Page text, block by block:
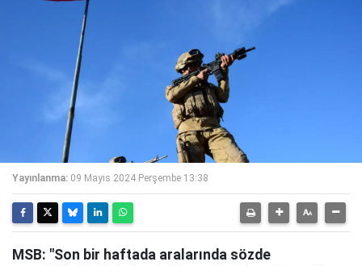
Yayınlanma: 09 Mayıs 2024 Perşembe 13:38
MSB: "Son bir haftada aralarında sözde